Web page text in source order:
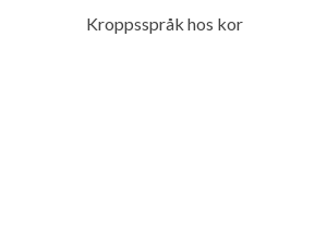
Kroppsspråk hos kor